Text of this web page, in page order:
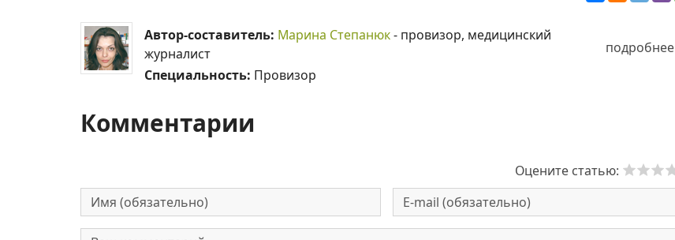
Автор-составитель: Марина Степанюк- провизор, медицинский
журналист
Специальность: Провизор
подробнее
Комментарии
Оцените статью: